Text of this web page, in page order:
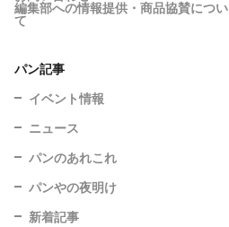
編集部への情報提供・商品協賛につい
て
パン記事
イベント情報
ニュース
パンのあれこれ
パンやの夜明け
新着記事